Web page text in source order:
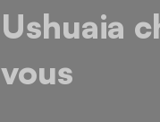
Ushuaia
vous